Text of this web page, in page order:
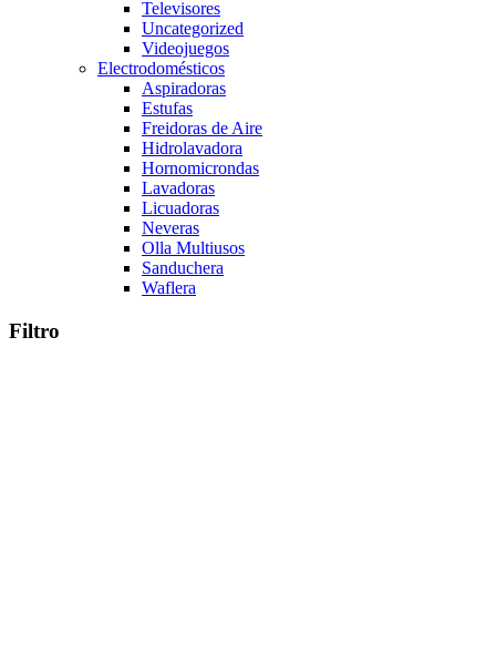
Televisores
Uncategorized
Videojuegos
Electrodomésticos
Aspiradoras
Estufas
Freidoras de Aire
Hidrolavadora
Hornomicrondas
Lavadoras
Licuadoras
Neveras
Olla Multiusos
Sanduchera
Waflera
Filtro